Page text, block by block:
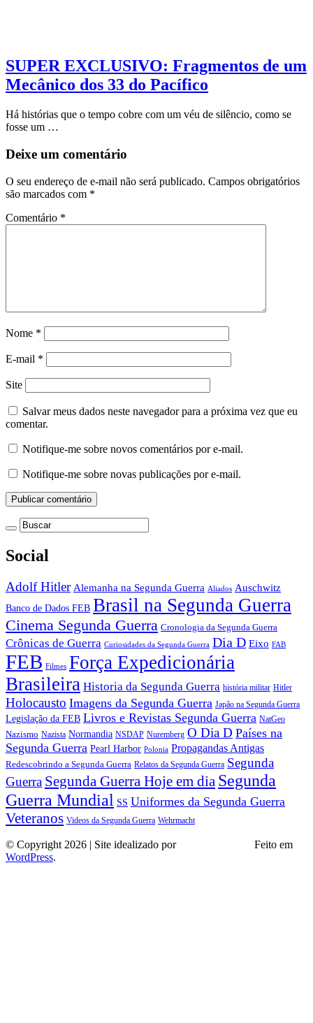
SUPER EXCLUSIVO: Fragmentos de um
Mecânico dos 33 do Pacífico
Há histórias que o tempo cobre com um véu de silêncio, como se
fosse um …
Deixe um comentário
O seu endereço de e-mail não será publicado. Campos obrigatórios
são marcados com *
Comentário *
Nome *
E-mail *
Site
Salvar meus dados neste navegador para a próxima vez que eu
comentar.
Notifique-me sobre novos comentários por e-mail.
Notifique-me sobre novas publicações por e-mail.
Social
Adolf Hitler Alemanha na Segunda Guerra Aliados Auschwitz
Banco de Dados FEB Brasil na Segunda Guerra
Cinema Segunda Guerra Cronologia da Segunda Guerra
Crônicas de Guerra Curiosidades da Segunda Guerra Dia D Eixo FAB
FEB Filmes Força Expedicionária
Brasileira Historia da Segunda Guerra história militar Hitler
Holocausto Imagens da Segunda Guerra Japão na Segunda Guerra
Legislação da FEB Livros e Revistas Segunda Guerra NatGeo
Nazismo Nazista Normandia NSDAP Nuremberg O Dia D Países na
Segunda Guerra Pearl Harbor Polonia Propagandas Antigas
Redescobrindo a Segunda Guerra Relatos da Segunda Guerra Segunda
Guerra Segunda Guerra Hoje em dia Segunda
Guerra Mundial SS Uniformes da Segunda Guerra
Veteranos Videos da Segunda Guerra Wehrmacht
© Copyright 2026 | Site idealizado por
Feito em
WordPress.